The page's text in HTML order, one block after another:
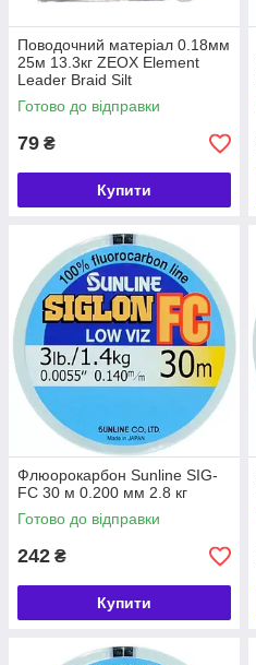
Поводочний матеріал 0.18мм
25м 13.3кг ZEOX Element
Leader Braid Silt
Готово до відправки
79 ₴
Купити
Флюорокарбон Sunline SIG-
FC 30 м 0.200 мм 2.8 кг
Готово до відправки
242 ₴
Купити